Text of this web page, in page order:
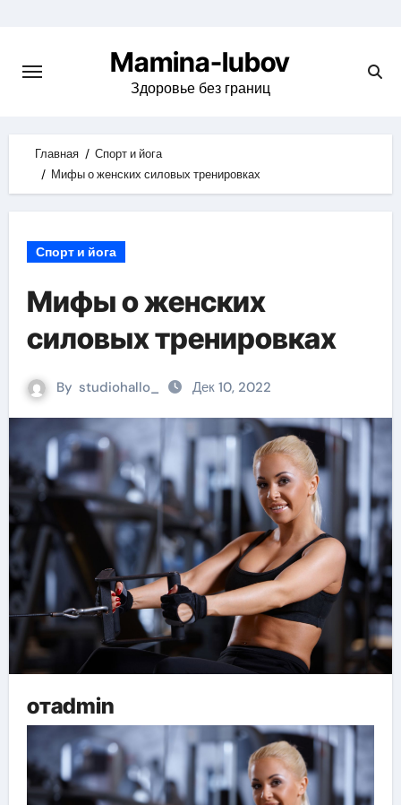
content
Mamina-lubov
Здоровье без границ
Главная
Спорт и йога
Мифы о женских силовых тренировках
Спорт и йога
Мифы о женских
силовых тренировках
By studiohallo_ Дек 10, 2022
отadmin